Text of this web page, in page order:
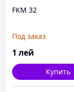
FKM 32
Под заказ
1 лей
Купить